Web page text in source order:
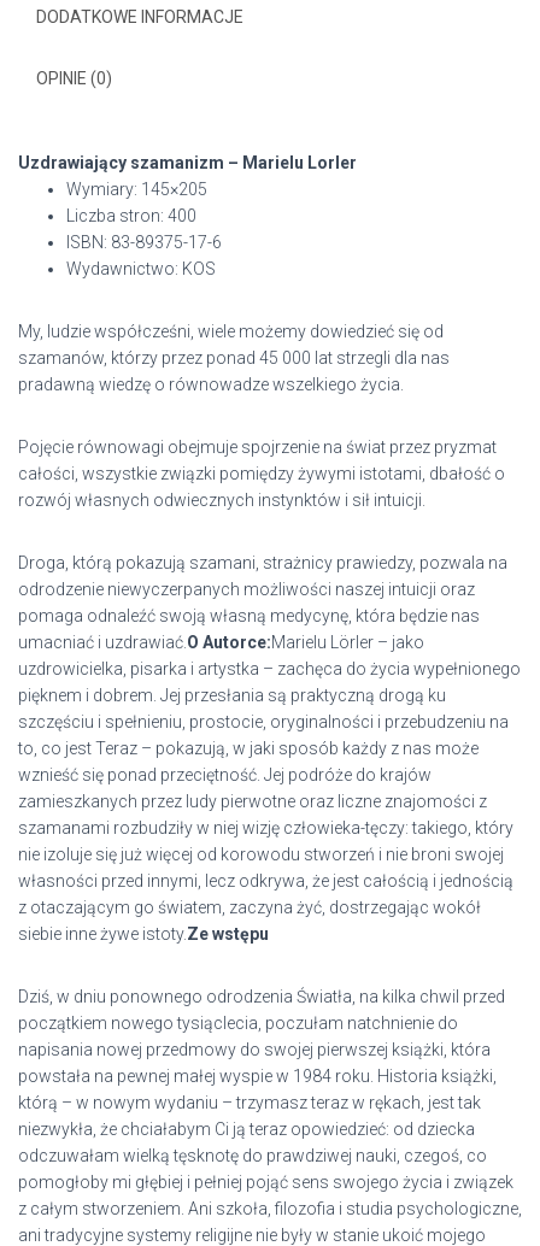
DODATKOWE INFORMACJE
OPINIE (0)
Uzdrawiający szamanizm – Marielu Lorler
Wymiary: 145×205
Liczba stron: 400
ISBN: 83-89375-17-6
Wydawnictwo: KOS
My, ludzie współcześni, wiele możemy dowiedzieć się od
szamanów, którzy przez ponad 45 000 lat strzegli dla nas
pradawną wiedzę o równowadze wszelkiego życia.
Pojęcie równowagi obejmuje spojrzenie na świat przez pryzmat
całości, wszystkie związki pomiędzy żywymi istotami, dbałość o
rozwój własnych odwiecznych instynktów i sił intuicji.
Droga, którą pokazują szamani, strażnicy prawiedzy, pozwala na
odrodzenie niewyczerpanych możliwości naszej intuicji oraz
pomaga odnaleźć swoją własną medycynę, która będzie nas
umacniać i uzdrawiać. O Autorce:Marielu Lörler – jako
uzdrowicielka, pisarka i artystka – zachęca do życia wypełnionego
pięknem i dobrem. Jej przesłania są praktyczną drogą ku
szczęściu i spełnieniu, prostocie, oryginalności i przebudzeniu na
to, co jest Teraz – pokazują, w jaki sposób każdy z nas może
wznieść się ponad przeciętność. Jej podróże do krajów
zamieszkanych przez ludy pierwotne oraz liczne znajomości z
szamanami rozbudziły w niej wizję człowieka-tęczy: takiego, który
nie izoluje się już więcej od korowodu stworzeń i nie broni swojej
własności przed innymi, lecz odkrywa, że jest całością i jednością
z otaczającym go światem, zaczyna żyć, dostrzegając wokół
siebie inne żywe istoty.Ze wstępu
Dziś, w dniu ponownego odrodzenia Światła, na kilka chwil przed
początkiem nowego tysiąclecia, poczułam natchnienie do
napisania nowej przedmowy do swojej pierwszej książki, która
powstała na pewnej małej wyspie w 1984 roku. Historia książki,
którą – w nowym wydaniu – trzymasz teraz w rękach, jest tak
niezwykła, że chciałabym Ci ją teraz opowiedzieć: od dziecka
odczuwałam wielką tęsknotę do prawdziwej nauki, czegoś, co
pomogłoby mi głębiej i pełniej pojąć sens swojego życia i związek
z całym stworzeniem. Ani szkoła, filozofia i studia psychologiczne,
ani tradycyjne systemy religijne nie były w stanie ukoić mojego